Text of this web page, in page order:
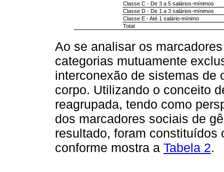
Classe C - De 3 a 5 salários-mínimos
Classe D - De 1 a 3 salários-mínimos
Classe E - Até 1 salário-mínimo
Total
Ao se analisar os
categorias mutuamente
interconexão de sistemas de
corpo. Utilizando o conceito
reagrupada, tendo como
dos marcadores sociais de
resultado, foram constituídos
conforme mostra a Tabela 2.